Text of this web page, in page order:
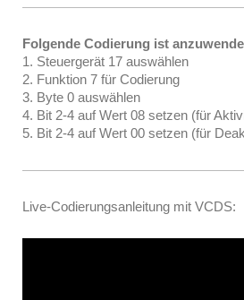
Folgende Codierung ist
1. Steuergerät 17 auswählen
2. Funktion 7 für Codierung
3. Byte 0 auswählen
4. Bit 2-4 auf Wert 08 setzen (für
5. Bit 2-4 auf Wert 00 setzen (für
Live-Codierungsanleitung mit VCDS: